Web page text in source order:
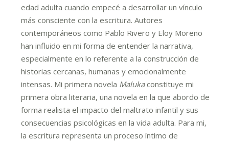
edad adulta cuando empecé a desarrollar un vínculo
más consciente con la escritura. Autores
contemporáneos como Pablo Rivero y Eloy Moreno
han influido en mi forma de entender la narrativa,
especialmente en lo referente a la construcción de
historias cercanas, humanas y emocionalmente
intensas. Mi primera novela Malukaconstituye mi
primera obra literaria, una novela en la que abordo de
forma realista el impacto del maltrato infantil y sus
consecuencias psicológicas en la vida adulta. Para mi,
la escritura representa un proceso íntimo de